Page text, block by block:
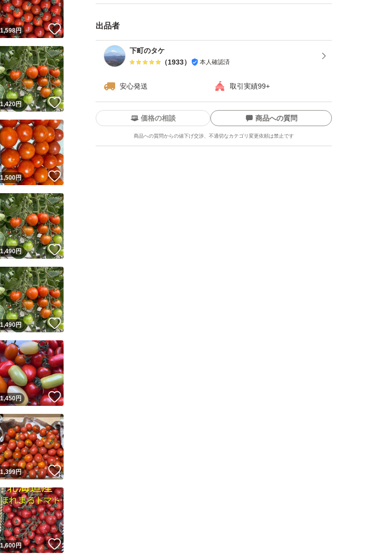
出品者
下町のタケ
（1933） 本人確認済
安心発送 取引実績99+
ユーザーの実績について
準を満たしたユーザーにバッジを付与しています
フリマの基準をクリアした安心・安全なユーザーです
のユーザーはYahoo!フリマの取引を完了させた実績があります
のユーザーは他フリマサービスでの取引実績があります
あり、発送を保証しているものではありません
このユーザーは高頻度で24時間以内＆設定した発送日数内に発送してい
す
価格の相談 商品への質問
商品への質問からの値下げ交渉、不適切なカテゴリ変更依頼は禁止です
の商品の情報をコピーします
禁止されています
1回です
出品ページへ
キャンセル
ね！
1,598円 いいね！
ね！
1,420円 いいね！
ね！
1,500円 いいね！
ね！
1,490円 いいね！
ね！
1,490円 いいね！
ね！
1,450円 いいね！
ね！
1,399円 いいね！
ね！
1,600円 いいね！